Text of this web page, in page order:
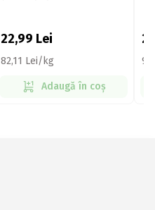
22,99 Lei
82,11 Lei/kg
Adaugă în coș